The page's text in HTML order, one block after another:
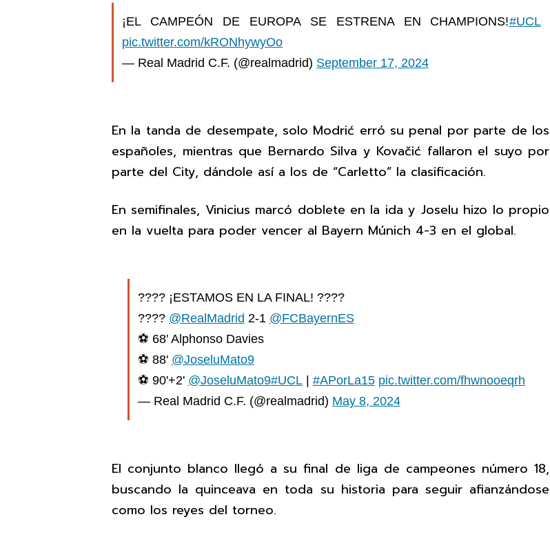
¡EL CAMPEÓN DE EUROPA SE ESTRENA EN CHAMPIONS!#UCL
pic.twitter.com/kRONhywyOo
— Real Madrid C.F. (@realmadrid) September 17, 2024
En la tanda de desempate, solo Modrić erró su penal por parte de los
españoles, mientras que Bernardo Silva y Kovačić fallaron el suyo por
parte del City, dándole así a los de “Carletto” la clasificación.
En semifinales, Vinicius marcó doblete en la ida y Joselu hizo lo propio
en la vuelta para poder vencer al Bayern Múnich 4-3 en el global.
???? ¡ESTAMOS EN LA FINAL! ????
???? @RealMadrid 2-1 @FCBayernES
⚽ 68' Alphonso Davies
⚽ 88' @JoseluMato9
⚽ 90'+2' @JoseluMato9#UCL| #APorLa15 pic.twitter.com/fhwnooeqrh
— Real Madrid C.F. (@realmadrid) May 8, 2024
El conjunto blanco llegó a su final de liga de campeones número 18,
buscando la quinceava en toda su historia para seguir afianzándose
como los reyes del torneo.